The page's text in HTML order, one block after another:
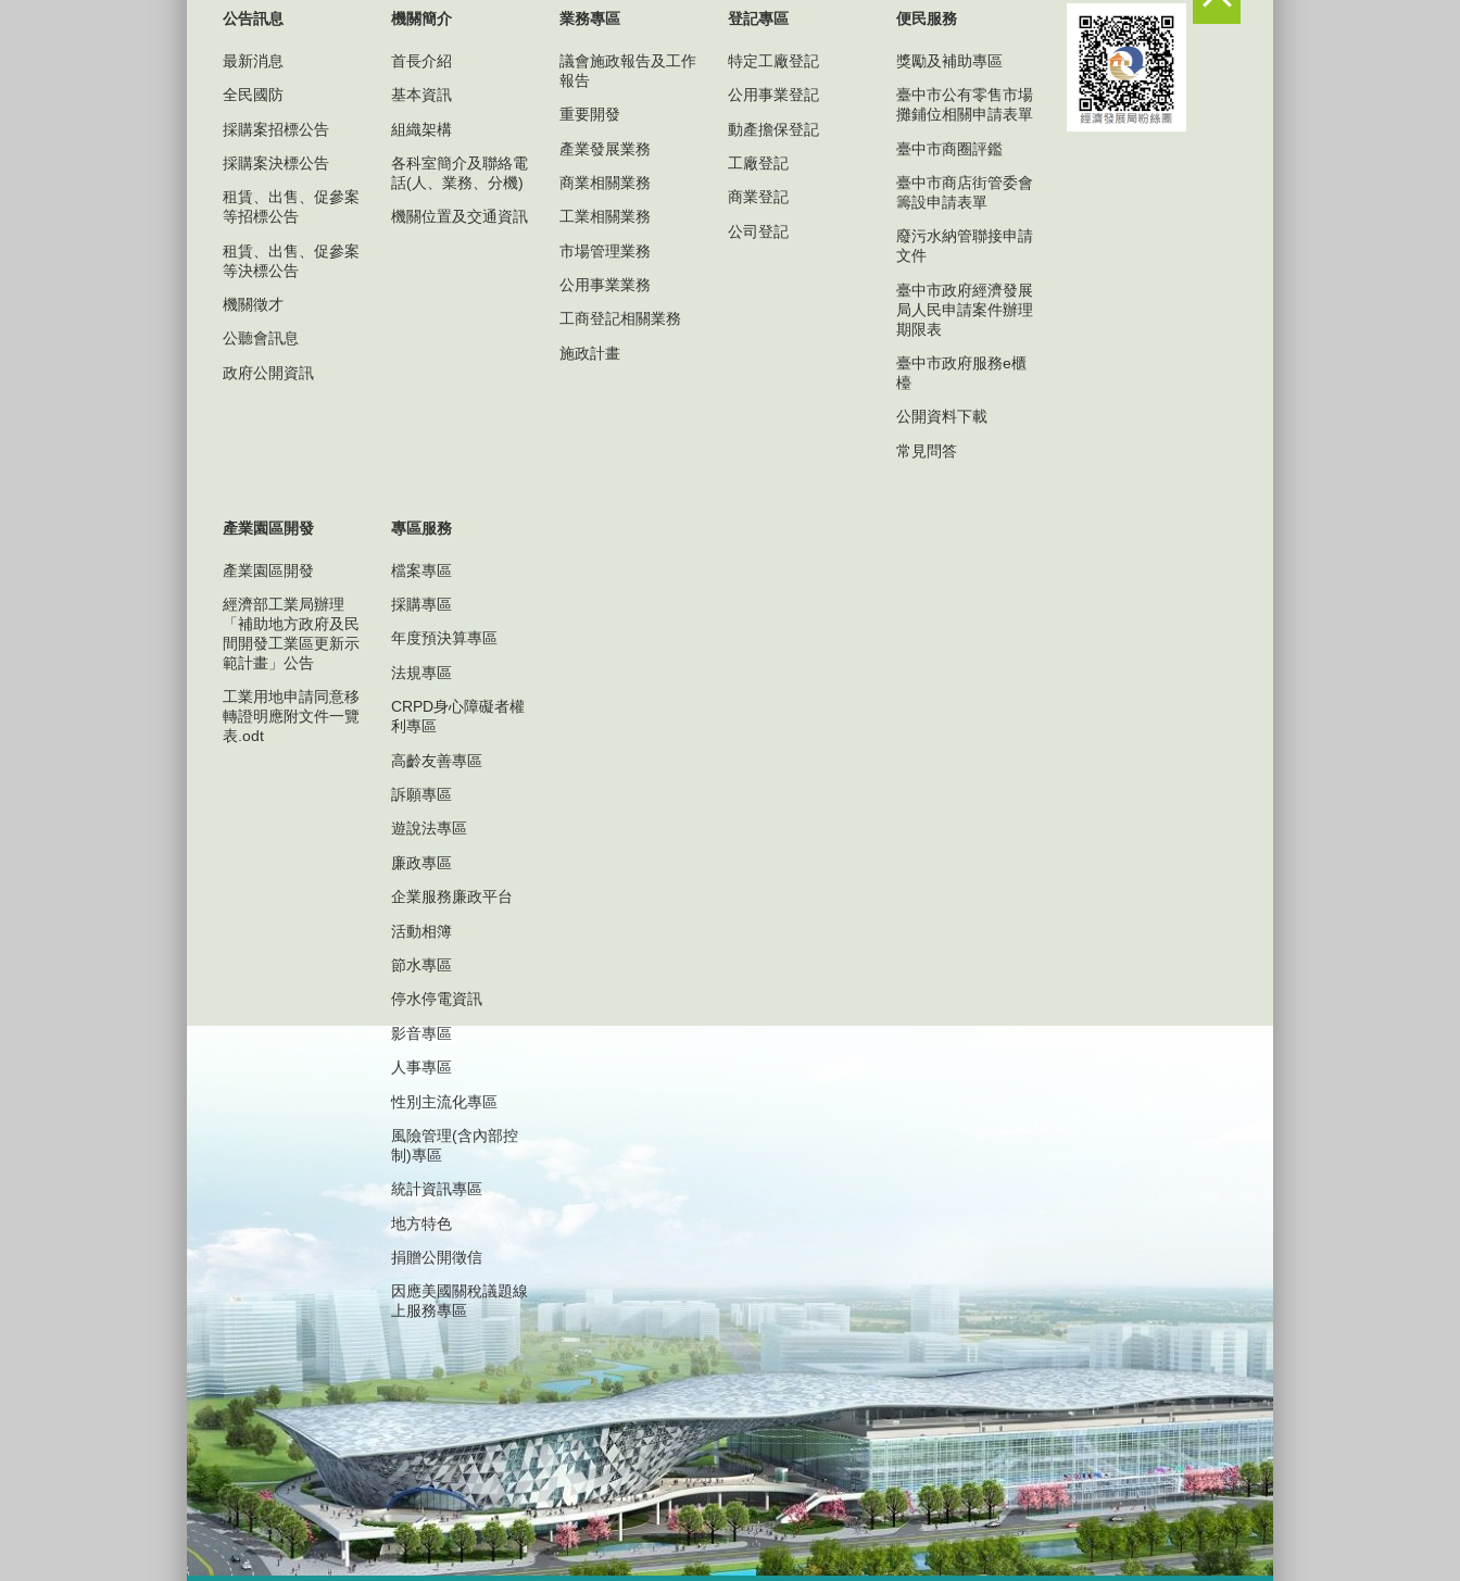
公告訊息
最新消息
全民國防
採購案招標公告
採購案決標公告
租賃、出售、促參案
等招標公告
租賃、出售、促參案
等決標公告
機關徵才
公聽會訊息
政府公開資訊
機關簡介
首長介紹
基本資訊
組織架構
各科室簡介及聯絡電
話(人、業務、分機)
機關位置及交通資訊
業務專區
議會施政報告及工作
報告
重要開發
產業發展業務
商業相關業務
工業相關業務
市場管理業務
公用事業業務
工商登記相關業務
施政計畫
登記專區
特定工廠登記
公用事業登記
動產擔保登記
工廠登記
商業登記
公司登記
便民服務
獎勵及補助專區
臺中市公有零售市場
攤鋪位相關申請表單
臺中市商圈評鑑
臺中市商店街管委會
籌設申請表單
廢污水納管聯接申請
文件
臺中市政府經濟發展
局人民申請案件辦理
期限表
臺中市政府服務e櫃
檯
公開資料下載
常見問答
產業園區開發
產業園區開發
經濟部工業局辦理
「補助地方政府及民
間開發工業區更新示
範計畫」公告
工業用地申請同意移
轉證明應附文件一覽
表.odt
專區服務
檔案專區
採購專區
年度預決算專區
法規專區
CRPD身心障礙者權
利專區
高齡友善專區
訴願專區
遊說法專區
廉政專區
企業服務廉政平台
活動相簿
節水專區
停水停電資訊
影音專區
人事專區
性別主流化專區
風險管理(含內部控
制)專區
統計資訊專區
地方特色
捐贈公開徵信
因應美國關稅議題線
上服務專區